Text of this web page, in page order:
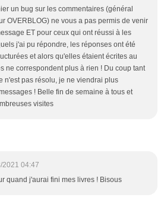
un bug sur les commentaires (général
OVERBLOG) ne vous a pas permis de venir
ET pour ceux qui ont réussi à les
j'ai pu répondre, les réponses ont été
et alors qu'elles étaient écrites au
ne correspondent plus à rien ! Du coup tant
n'est pas résolu, je ne viendrai plus
! Belle fin de semaine à tous et
visites
2021 04:47
quand j'aurai fini mes livres ! Bisous